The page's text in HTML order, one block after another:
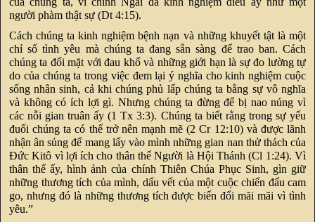
người phàm thật sự (Dt 4:15).
Cách chúng ta kinh nghiệm bệnh nạn và những khuyết tật là một
chỉ số tình yêu mà chúng ta đang sẵn sàng để trao ban. Cách
chúng ta đối mặt với đau khổ và những giới hạn là sự đo lường tự
do của chúng ta trong việc đem lại ý nghĩa cho kinh nghiệm cuộc
sống nhân sinh, cả khi chúng phủ lấp chúng ta bằng sự vô nghĩa
và không có ích lợi gì. Nhưng chúng ta đừng để bị nao núng vì
các nỗi gian truân ấy (1 Tx 3:3). Chúng ta biết rằng trong sự yếu
đuối chúng ta có thể trở nên mạnh mẽ (2 Cr 12:10) và được lãnh
nhận ân sủng để mang lấy vào mình những gian nan thử thách của
Đức Kitô vì lợi ích cho thân thể Người là Hội Thánh (Cl 1:24). Vì
thân thể ấy, hình ảnh của chính Thiên Chúa Phục Sinh, gìn giữ
những thương tích của mình, dấu vết của một cuộc chiến đấu cam
go, nhưng đó là những thương tích được biến đổi mãi mãi vì tình
yêu.”